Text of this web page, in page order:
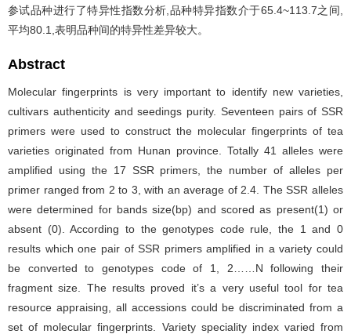
参试品种进行了特异性指数分析,品种特异指数介于65.4~113.7之间,
平均80.1,表明品种间的特异性差异较大。
Abstract
Molecular fingerprints is very important to identify new varieties,
cultivars authenticity and seedings purity. Seventeen pairs of SSR
primers were used to construct the molecular fingerprints of tea
varieties originated from Hunan province. Totally 41 alleles were
amplified using the 17 SSR primers, the number of alleles per
primer ranged from 2 to 3, with an average of 2.4. The SSR alleles
were determined for bands size(bp) and scored as present(1) or
absent (0). According to the genotypes code rule, the 1 and 0
results which one pair of SSR primers amplified in a variety could
be converted to genotypes code of 1, 2……N following their
fragment size. The results proved it’s a very useful tool for tea
resource appraising, all accessions could be discriminated from a
set of molecular fingerprints. Variety speciality index varied from